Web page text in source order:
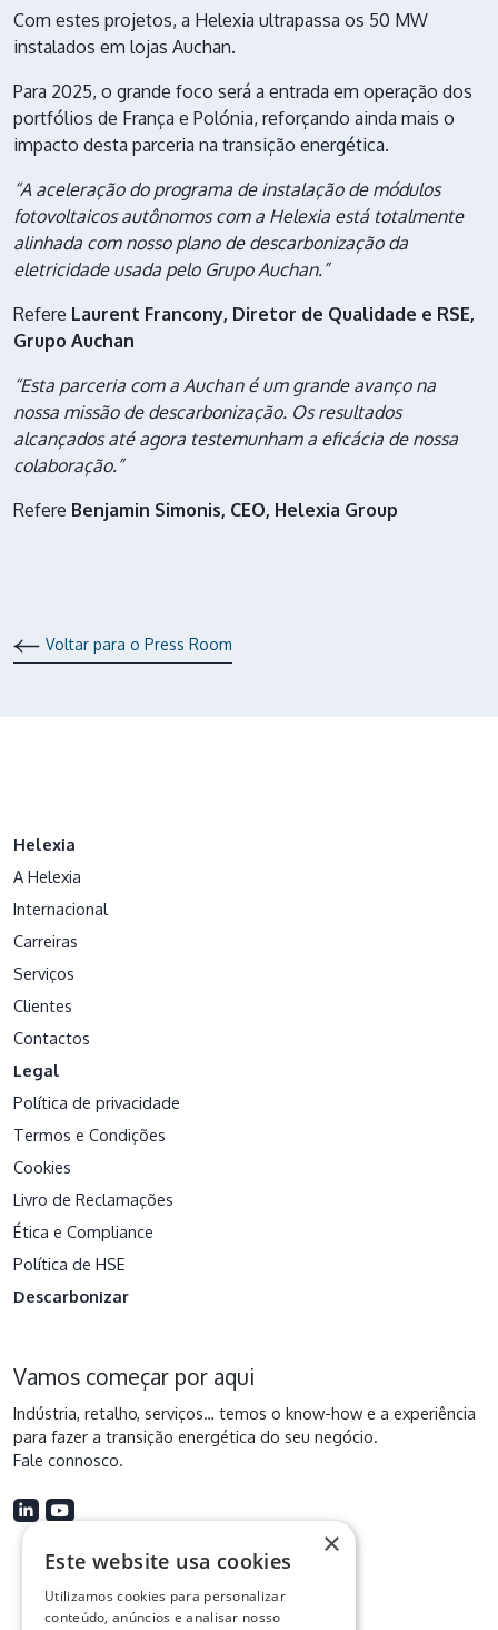
Com estes projetos, a Helexia ultrapassa os 50 MW
instalados em lojas Auchan.
Para 2025, o grande foco será a entrada em operação dos
portfólios de França e Polónia, reforçando ainda mais o
impacto desta parceria na transição energética.
“A aceleração do programa de instalação de módulos
fotovoltaicos autônomos com a Helexia está totalmente
alinhada com nosso plano de descarbonização da
eletricidade usada pelo Grupo Auchan.”
Refere Laurent Francony, Diretor de Qualidade e RSE,
Grupo Auchan
“Esta parceria com a Auchan é um grande avanço na
nossa missão de descarbonização. Os resultados
alcançados até agora testemunham a eficácia de nossa
colaboração.”
Refere Benjamin Simonis, CEO, Helexia Group
Voltar para o Press Room
Helexia
A Helexia
Internacional
Carreiras
Serviços
Clientes
Contactos
Legal
Política de privacidade
Termos e Condições
Cookies
Livro de Reclamações
Ética e Compliance
Política de HSE
Descarbonizar
Vamos começar por aqui
Indústria, retalho, serviços… temos o know-how e a experiência
para fazer a transição energética do seu negócio.
Fale connosco.
×
Este website usa cookies
Utilizamos cookies para personalizar
conteúdo, anúncios e analisar nosso